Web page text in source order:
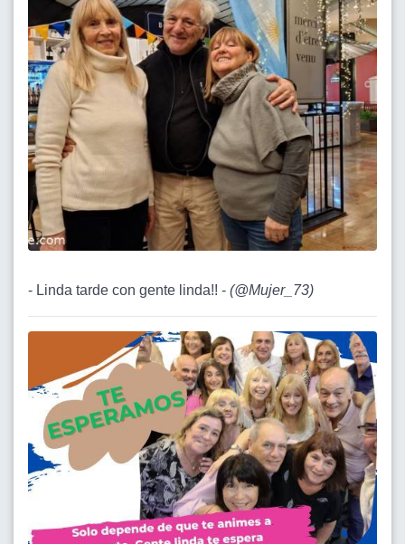
- Linda tarde con gente linda!! - (@Mujer_73)